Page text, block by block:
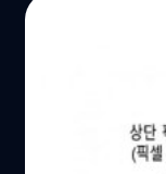
บริการ Air
บินจากแวนคูเ
ใช้ การระบุตัว
ลายนิ้วมือดิจิทั
ที่ไม่ต้องการใช้
แบบปกติได้ โด
Samsung
สำหรับการส
เมื่อสัปดาห์ที่ผ่า